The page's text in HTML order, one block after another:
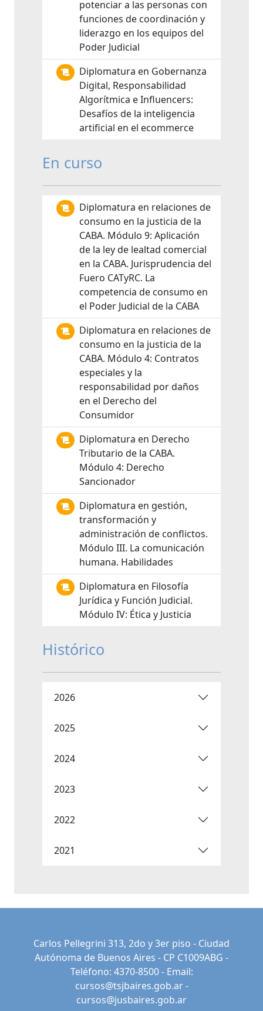
potenciar a las personas con
funciones de coordinación y
liderazgo en los equipos del
Poder Judicial
Diplomatura en Gobernanza
Digital, Responsabilidad
Algorítmica e Influencers:
Desafíos de la inteligencia
artificial en el ecommerce
En curso
Diplomatura en relaciones de
consumo en la justicia de la
CABA. Módulo 9: Aplicación
de la ley de lealtad comercial
en la CABA. Jurisprudencia del
Fuero CATyRC. La
competencia de consumo en
el Poder Judicial de la CABA
Diplomatura en relaciones de
consumo en la justicia de la
CABA. Módulo 4: Contratos
especiales y la
responsabilidad por daños
en el Derecho del
Consumidor
Diplomatura en Derecho
Tributario de la CABA.
Módulo 4: Derecho
Sancionador
Diplomatura en gestión,
transformación y
administración de conflictos.
Módulo III. La comunicación
humana. Habilidades
Diplomatura en Filosofía
Jurídica y Función Judicial.
Módulo IV: Ética y Justicia
Histórico
2026
2025
2024
2023
2022
2021
Carlos Pellegrini 313, 2do y 3er piso - Ciudad
Autónoma de Buenos Aires - CP C1009ABG -
Teléfono: 4370-8500 - Email:
cursos@tsjbaires.gob.ar-
cursos@jusbaires.gob.ar